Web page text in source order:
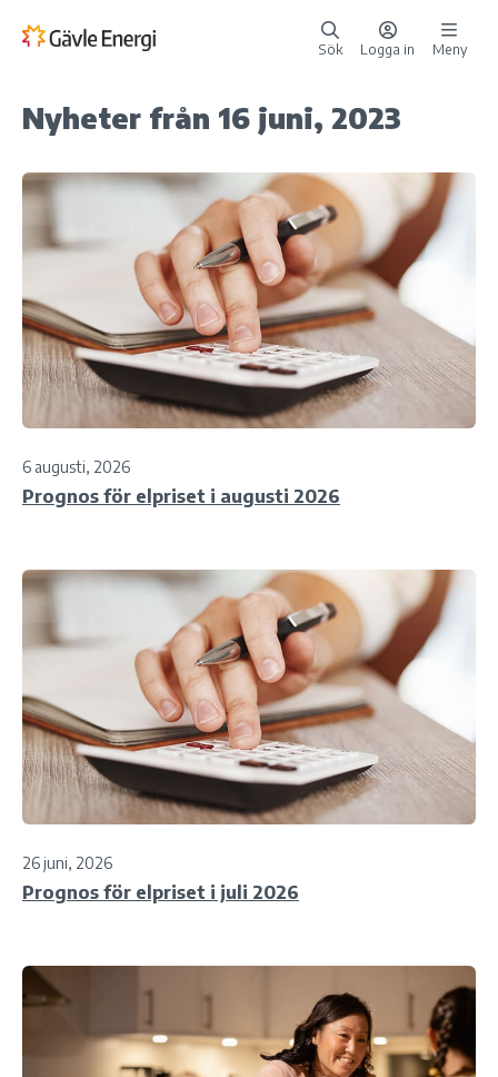
Sök Logga in Meny
Nyheter från 16 juni, 2023
6 augusti, 2026
Prognos för elpriset i augusti 2026
26 juni, 2026
Prognos för elpriset i juli 2026